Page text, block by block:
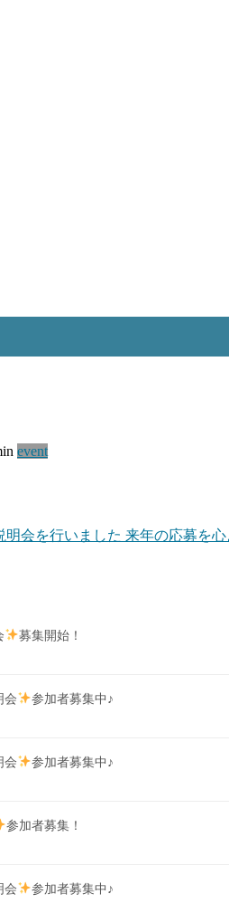
event
会を行いました 来年の応募
募集開始！
会
参加者募集中♪
会
参加者募集中♪
参加者募集！
会
参加者募集中♪